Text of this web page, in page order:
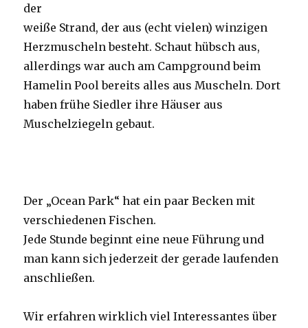
der
weiße Strand, der aus (echt vielen) winzigen
Herzmuscheln besteht. Schaut hübsch aus,
allerdings war auch am Campground beim
Hamelin Pool bereits alles aus Muscheln. Dort
haben frühe Siedler ihre Häuser aus
Muschelziegeln gebaut.
Der „Ocean Park“ hat ein paar Becken mit
verschiedenen Fischen.
Jede Stunde beginnt eine neue Führung und
man kann sich jederzeit der gerade laufenden
anschließen.
Wir erfahren wirklich viel Interessantes über